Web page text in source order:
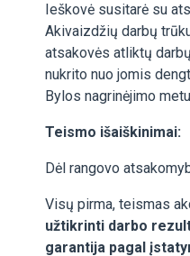
Ieškovė susitarė su
Akivaizdžių darbų
atsakovės atliktų
nukrito nuo jomis
Bylos nagrinėjimo
Teismo išaiškinimai:
Dėl rangovo
Visų pirma, teismas
užtikrinti darbo
garantija pagal